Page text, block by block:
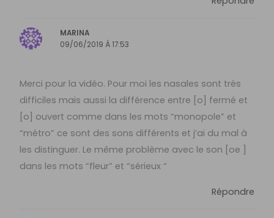
MARINA
09/06/2019 À 17:53
Merci pour la vidéo. Pour moi les nasales sont très
difficiles mais aussi la différence entre [o] fermé et
[o] ouvert comme dans les mots “monopole” et
“métro” ce sont des sons différents et j’ai du mal à
les distinguer. Le même problème avec le son [oe ]
dans les mots “fleur” et “sérieux “
Répondre